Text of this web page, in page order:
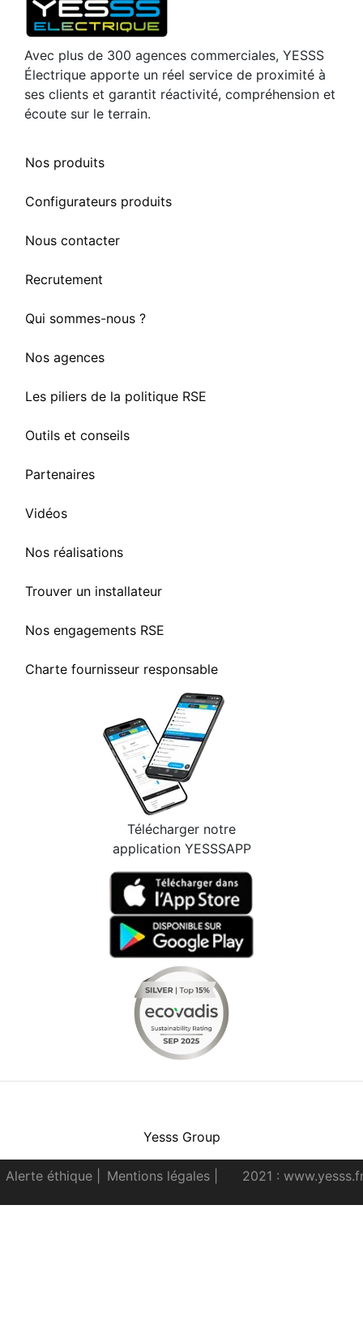
Avec plus de 300 agences commerciales, YESSS
Électrique apporte un réel service de proximité à
ses clients et garantit réactivité, compréhension et
écoute sur le terrain.
Nos produits
Configurateurs produits
Nous contacter
Recrutement
Qui sommes-nous ?
Nos agences
Les piliers de la politique RSE
Outils et conseils
Partenaires
Vidéos
Nos réalisations
Trouver un installateur
Nos engagements RSE
Charte fournisseur responsable
Télécharger notre
application YESSSAPP
Yesss Group
Alerte éthique Mentions légales 2021 :